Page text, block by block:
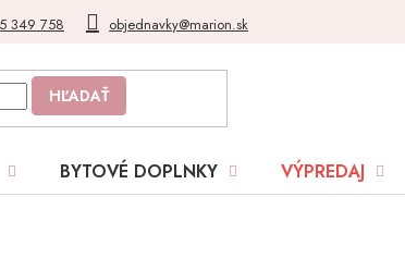
349 758 objednavky@marion.sk
HĽADAŤ
BYTOVÉ DOPLNKY VÝPREDAJ